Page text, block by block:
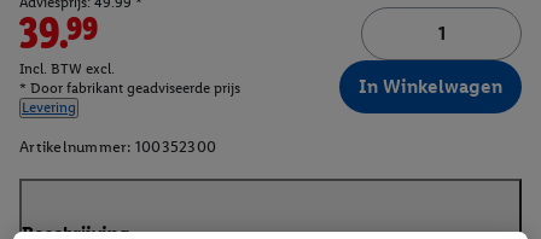
39.99
Incl. BTW excl.
* Door fabrikant geadviseerde prijs
Levering
In Winkelwagen
Artikelnummer: 100352300
Beschrijving